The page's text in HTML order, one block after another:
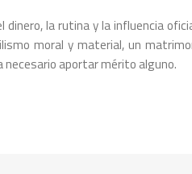
la rutina y la influencia
moral y material, un
necesario aportar mérito alguno.